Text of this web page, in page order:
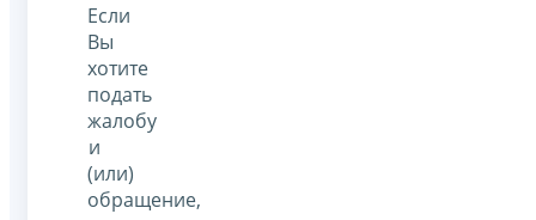
Если
Вы
хотите
подать
жалобу
и
(или)
обращение,